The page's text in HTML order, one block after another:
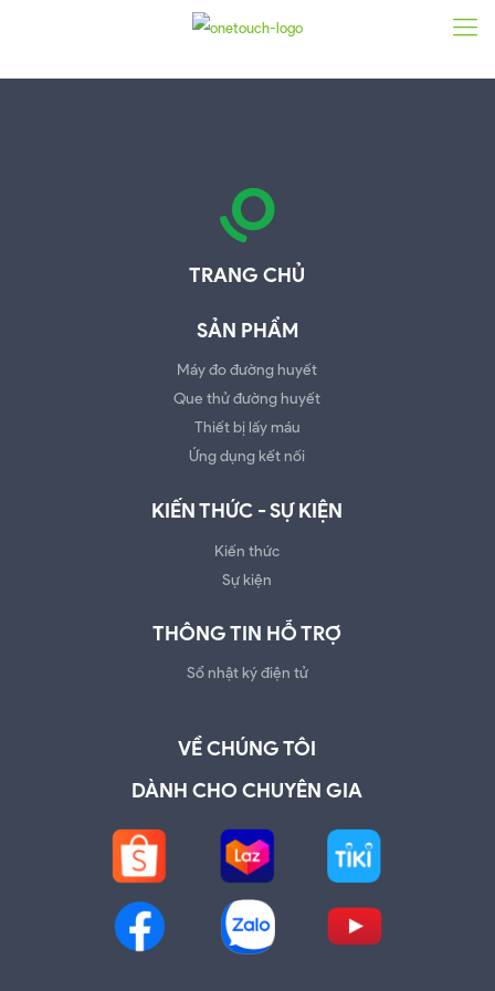
TRANG CHỦ
SẢN PHẨM
Máy đo đường huyết
Que thử đường huyết
Thiết bị lấy máu
Ứng dụng kết nối
KIẾN THỨC - SỰ KIỆN
Kiến thức
Sự kiện
THÔNG TIN HỖ TRỢ
Sổ nhật ký điện tử
VỀ CHÚNG TÔI
DÀNH CHO CHUYÊN GIA